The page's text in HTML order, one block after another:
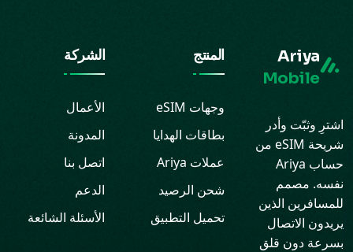
Ariya
Mobile
اشترِ وثبّت وأدر
شريحة eSIM من
حساب Ariya
نفسه. مصمم
للمسافرين الذين
يريدون الاتصال
بسرعة دون قلق
المنتج
وجهات eSIM
بطاقات الهدايا
عملات Ariya
شحن الرصيد
تحميل التطبيق
الشركة
الأعمال
المدونة
اتصل بنا
الدعم
الأسئلة الشائعة